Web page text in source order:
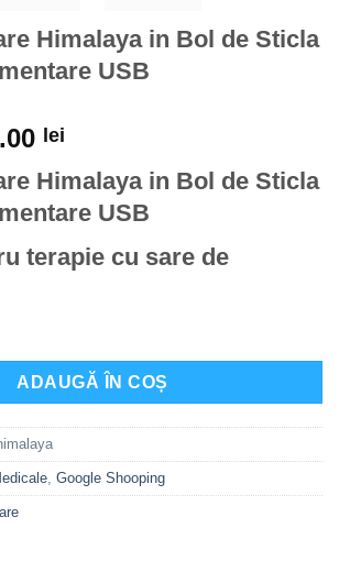
Himalaya in Bol de Sticla
USB
lei.
lei
este:
78.00 lei.
Himalaya in Bol de Sticla
USB
terapie cu sare de
sare Himalaya in Bol de Sticla 10 cm cu
ADAUGĂ ÎN COȘ
, Google Shooping